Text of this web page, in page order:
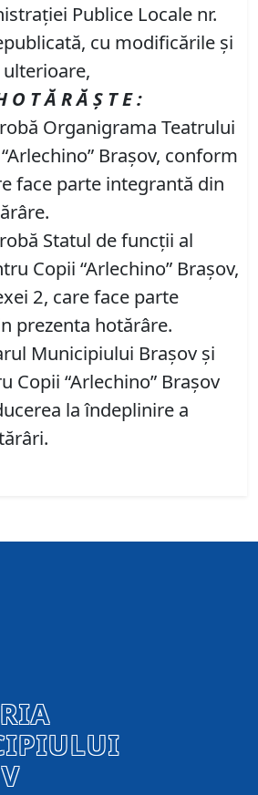
Publice Locale nr.
cu modificările şi
O T Ă R Ă Ş T E :
Organigrama Teatrului
Braşov, conform
face parte integrantă din
Statul de funcţii al
Copii “Arlechino” Braşov,
2, care face parte
prezenta hotărâre.
Municipiului Braşov şi
Copii “Arlechino” Braşov
la îndeplinire a